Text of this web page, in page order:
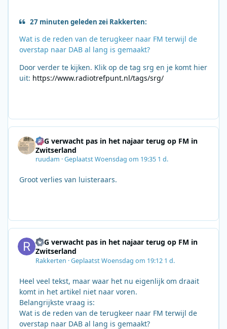
27 minuten geleden zei Rakkerten:
Wat is de reden van de terugkeer naar FM terwijl de
overstap naar DAB al lang is gemaakt?
Door verder te kijken. Klik op de tag srg en je komt hier
uit: https://www.radiotrefpunt.nl/tags/srg/
SRG verwacht pas in het najaar terug op FM in
Zwitserland
ruudam ·GeplaatstWoensdag om 19:35 1 d.
Groot verlies van luisteraars.
SRG verwacht pas in het najaar terug op FM in
Zwitserland
Rakkerten ·GeplaatstWoensdag om 19:12 1 d.
Heel veel tekst, maar waar het nu eigenlijk om draait
komt in het artikel niet naar voren.
Belangrijkste vraag is:
Wat is de reden van de terugkeer naar FM terwijl de
overstap naar DAB al lang is gemaakt?